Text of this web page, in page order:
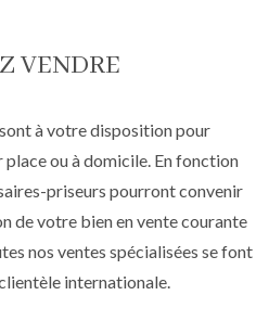
VENDRE
à votre disposition pour
ou à domicile. En fonction
priseurs pourront convenir
de votre bien en vente courante
nos ventes spécialisées se font
internationale.